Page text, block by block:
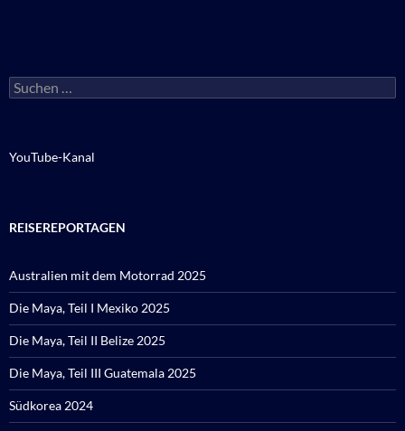
Suchen
nach:
YouTube-Kanal
REISEREPORTAGEN
Australien mit dem Motorrad 2025
Die Maya, Teil I Mexiko 2025
Die Maya, Teil II Belize 2025
Die Maya, Teil III Guatemala 2025
Südkorea 2024